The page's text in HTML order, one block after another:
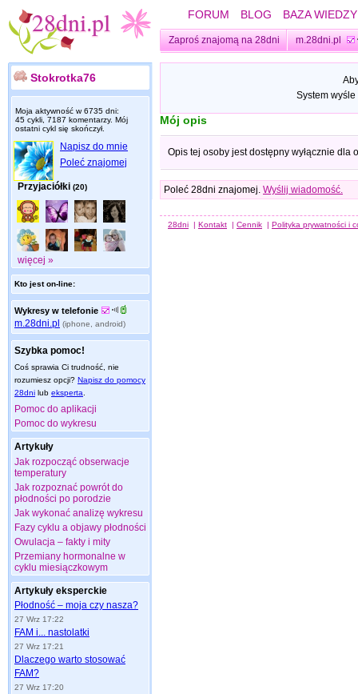
FORUM BLOG BAZA WIEDZY
Zaproś znajomą na 28dni m.28dni.pl
Stokrotka76
Moja aktywność w 6735 dni:
45 cykli, 7187 komentarzy. Mój
ostatni cykl się skończył.
Napisz do mnie
Poleć znajomej
Przyjaciółki (20)
więcej »
Kto jest on-line:
Wykresy w telefonie
m.28dni.pl (iphone, android)
Szybka pomoc!
Coś sprawia Ci trudność, nie
rozumiesz opcji? Napisz do pomocy
28dni lub eksperta
Pomoc do aplikacji
Pomoc do wykresu
Artykuły
Jak rozpocząć obserwacje
temperatury
Jak rozpoznać powrót do
płodności po porodzie
Jak wykonać analizę wykresu
Fazy cyklu a objawy płodności
Owulacja – fakty i mity
Przemiany hormonalne w
cyklu miesiączkowym
Artykuły eksperckie
Płodność – moja czy nasza?
27 Wrz 17:22
FAM i... nastolatki
27 Wrz 17:21
Dlaczego warto stosować
FAM?
27 Wrz 17:20
System
Mój opis
Opis tej osoby jest dostępny wyłącznie dla
Poleć 28dni znajomej. Wyślij wiadomość.
28dni | Kontakt | Cennik | Polityka prywatności i